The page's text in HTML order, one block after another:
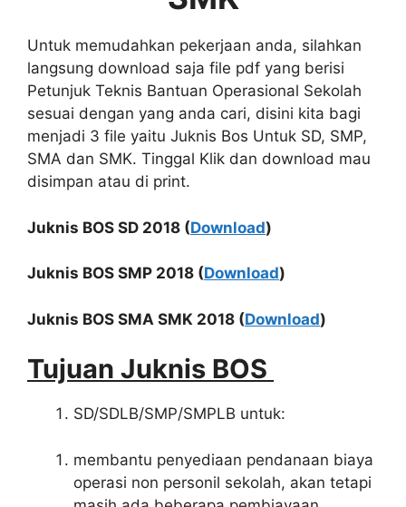
Untuk memudahkan pekerjaan anda, silahkan
langsung download saja file pdf yang berisi
Petunjuk Teknis Bantuan Operasional Sekolah
sesuai dengan yang anda cari, disini kita bagi
menjadi 3 file yaitu Juknis Bos Untuk SD, SMP,
SMA dan SMK. Tinggal Klik dan download mau
disimpan atau di print.
Juknis BOS SD 2018 (Download)
Juknis BOS SMP 2018 (Download)
Juknis BOS SMA SMK 2018 (Download)
Tujuan Juknis BOS
SD/SDLB/SMP/SMPLB untuk:
membantu penyediaan pendanaan biaya
operasi non personil sekolah, akan tetapi